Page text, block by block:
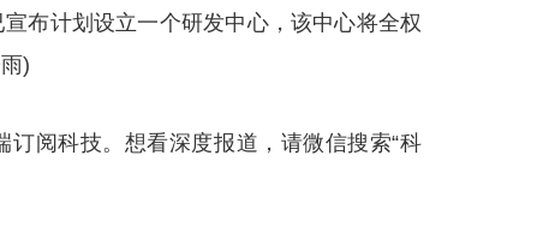
布计划设立一个研发中心，该中心将全权
)
阅科技。想看深度报道，请微信搜索“科